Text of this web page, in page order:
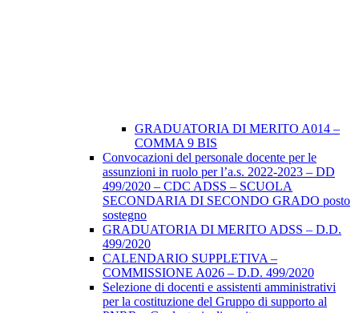
GRADUATORIA DI MERITO A014 –
COMMA 9 BIS
Convocazioni del personale docente per le
assunzioni in ruolo per l’a.s. 2022-2023 – DD
499/2020 – CDC ADSS – SCUOLA
SECONDARIA DI SECONDO GRADO posto
sostegno
GRADUATORIA DI MERITO ADSS – D.D.
499/2020
CALENDARIO SUPPLETIVA –
COMMISSIONE A026 – D.D. 499/2020
Selezione di docenti e assistenti amministrativi
per la costituzione del Gruppo di supporto al